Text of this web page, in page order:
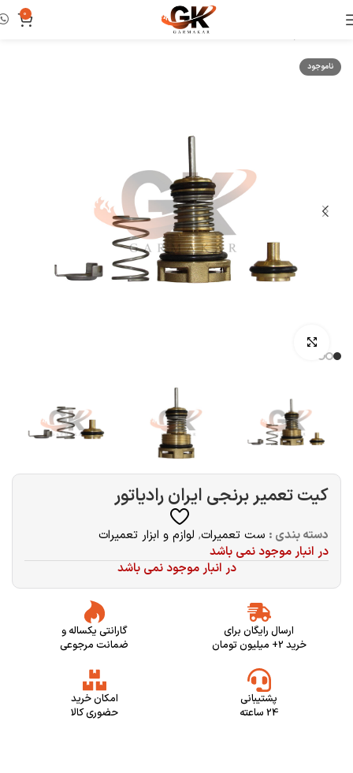
0
ست تعمیرات
ناموجود
کیت تعمیر برنجی ایران رادیاتور
دسته بندی : ست تعمیرات, لوازم و ابزار تعمیرات
در انبار موجود نمی باشد
در انبار موجود نمی باشد
ارسال رایگان برای
خرید 2+ میلیون تومان
گارانتی یکساله و
ضمانت مرجوعی
پشتیبانی
24 ساعته
امکان خرید
حضوری کالا